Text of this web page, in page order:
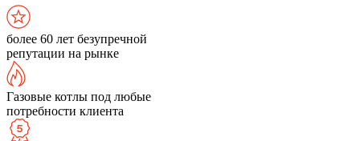
более 60 лет безупречной
репутации на рынке
Газовые котлы под любые
потребности клиента